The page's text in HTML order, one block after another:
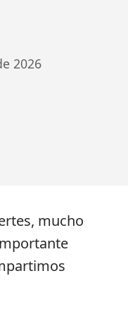
2026
mucho